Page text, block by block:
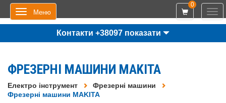
Меню
0
Контакти +38097 показати
ФРЕЗЕРНІ МАШИНИ MAKITA
Електро інструмент
Фрезерні машини
Фрезерні машини MAKITA